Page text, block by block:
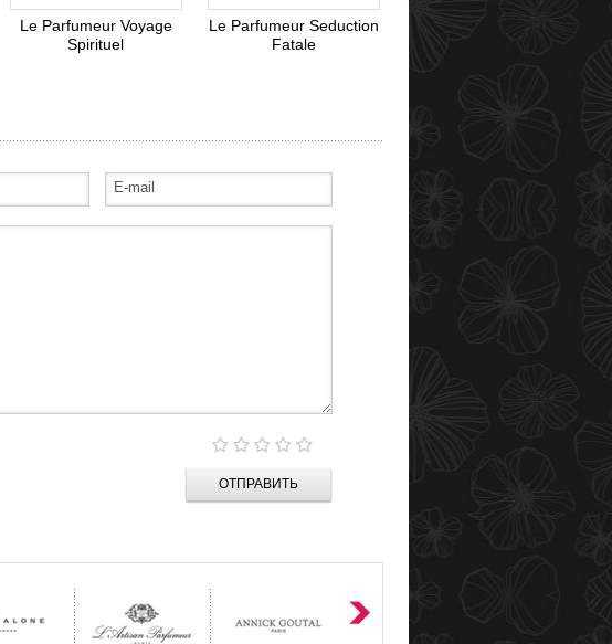
Le Parfumeur Voyage
Spirituel
Le Parfumeur Seduction
Fatale
ОТПРАВИТЬ